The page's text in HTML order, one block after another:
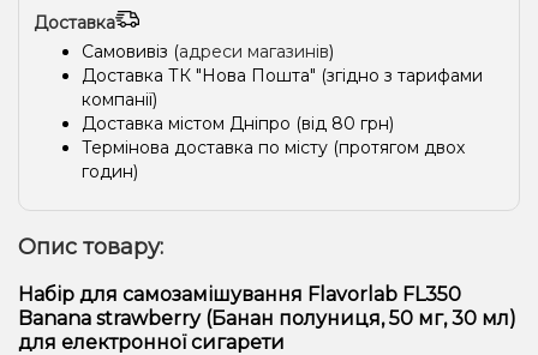
Доставка
Самовивіз (адреси магазинів)
Доставка ТК "Нова Пошта" (згідно з тарифами
компанії)
Доставка містом Дніпро (від 80 грн)
Термінова доставка по місту (протягом двох
годин)
Опис товару:
Набір для самозамішування Flavorlab FL350
Banana strawberry (Банан полуниця, 50 мг, 30 мл)
для електронної сигарети